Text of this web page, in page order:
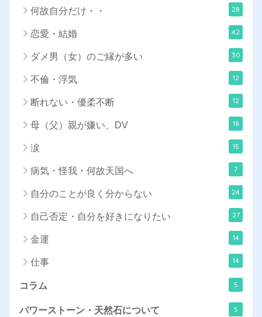
何故自分だけ・・ 28
恋愛・結婚 42
ダメ男（女）のご縁が多い 30
不倫・浮気 12
断れない・優柔不断 12
母（父）親が嫌い、DV 18
涙 15
病気・怪我・何故天国へ 7
自分のことが良く分からない 24
自己否定・自分を好きになりたい 27
金運 14
仕事 14
コラム 5
パワーストーン・天然石について 5